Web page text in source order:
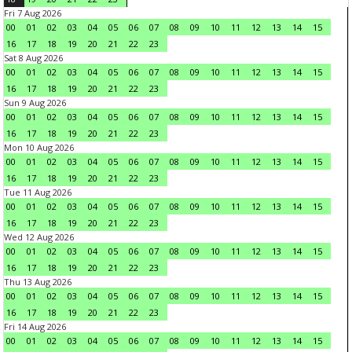
Fri 7 Aug 2026
00
01 02 03 04 05 06 07 08 09 10 11 12 13 14
15
16
17 18 19 20 21 22
23
Sat 8 Aug 2026
00
01 02 03 04 05 06 07 08 09 10 11 12 13 14
15
16
17 18 19 20 21 22
23
Sun 9 Aug 2026
00
01 02 03 04 05 06 07 08 09 10 11 12 13 14
15
16
17 18 19 20 21 22
23
Mon 10 Aug 2026
00
01 02 03 04 05 06 07 08 09 10 11 12 13 14
15
16
17 18 19 20 21 22
23
Tue 11 Aug 2026
00
01 02 03 04 05 06 07 08 09 10 11 12 13 14
15
16
17 18 19 20 21 22
23
Wed 12 Aug 2026
00
01 02 03 04 05 06 07 08 09 10 11 12 13 14
15
16
17 18 19 20 21 22
23
Thu 13 Aug 2026
00
01 02 03 04 05 06 07 08 09 10 11 12 13 14
15
16
17 18 19 20 21 22
23
Fri 14 Aug 2026
00
01 02 03 04 05 06 07 08 09 10 11 12 13 14
15